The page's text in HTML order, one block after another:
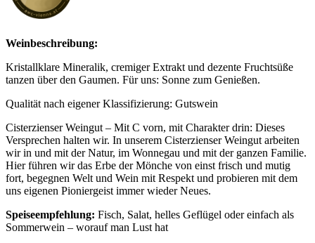
Weinbeschreibung:
Kristallklare Mineralik, cremiger Extrakt und dezente Fruchtsüße
tanzen über den Gaumen. Für uns: Sonne zum Genießen.
Qualität nach eigener Klassifizierung: Gutswein
Cisterzienser Weingut – Mit C vorn, mit Charakter drin: Dieses
Versprechen halten wir. In unserem Cisterzienser Weingut arbeiten
wir in und mit der Natur, im Wonnegau und mit der ganzen Familie.
Hier führen wir das Erbe der Mönche von einst frisch und mutig
fort, begegnen Welt und Wein mit Respekt und probieren mit dem
uns eigenen Pioniergeist immer wieder Neues.
Speiseempfehlung: Fisch, Salat, helles Geflügel oder einfach als
Sommerwein – worauf man Lust hat